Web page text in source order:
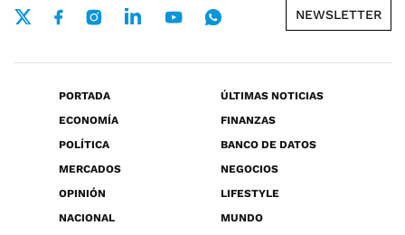
NEWSLETTER
PORTADA
ÚLTIMAS NOTICIAS
ECONOMÍA
FINANZAS
POLÍTICA
BANCO DE DATOS
MERCADOS
NEGOCIOS
OPINIÓN
LIFESTYLE
NACIONAL
MUNDO